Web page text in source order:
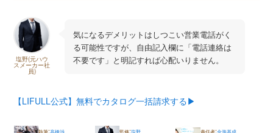
塩野(元ハウ
スメーカー社
員)
気になるデメリットはしつこい営業電話がく
る可能性ですが、自由記入欄に「電話連絡は
不要です」と明記すれば心配いりません。
【LIFULL公式】無料でカタログ一括請求する▶︎
執筆:高橋渉
監修:塩野
責任者:金海基成